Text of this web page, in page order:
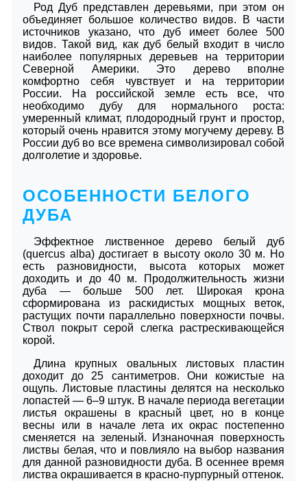
Род Дуб представлен деревьями, при этом он
объединяет большое количество видов. В части
источников указано, что дуб имеет более 500
видов. Такой вид, как дуб белый входит в число
наиболее популярных деревьев на территории
Северной Америки. Это дерево вполне
комфортно себя чувствует и на территории
России. На российской земле есть все, что
необходимо дубу для нормального роста:
умеренный климат, плодородный грунт и простор,
который очень нравится этому могучему дереву. В
России дуб во все времена символизировал собой
долголетие и здоровье.
ОСОБЕННОСТИ БЕЛОГО
ДУБА
Эффектное лиственное дерево белый дуб
(quercus alba) достигает в высоту около 30 м. Но
есть разновидности, высота которых может
доходить и до 40 м. Продолжительность жизни
дуба — больше 500 лет. Широкая крона
сформирована из раскидистых мощных веток,
растущих почти параллельно поверхности почвы.
Ствол покрыт серой слегка растрескивающейся
корой.
Длина крупных овальных листовых пластин
доходит до 25 сантиметров. Они кожистые на
ощупь. Листовые пластины делятся на несколько
лопастей — 6–9 штук. В начале периода вегетации
листья окрашены в красный цвет, но в конце
весны или в начале лета их окрас постепенно
сменяется на зеленый. Изнаночная поверхность
листвы белая, что и повлияло на выбор названия
для данной разновидности дуба. В осеннее время
листва окрашивается в красно-пурпурный оттенок.